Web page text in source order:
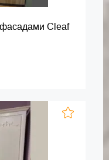
фасадами Cleaf